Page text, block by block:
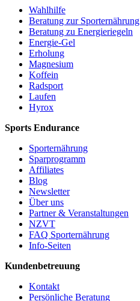
Wahlhilfe
Beratung zur Sporternährung
Beratung zu Energieriegeln
Energie-Gel
Erholung
Magnesium
Koffein
Radsport
Laufen
Hyrox
Sports Endurance
Sporternährung
Sparprogramm
Affiliates
Blog
Newsletter
Über uns
Partner & Veranstaltungen
NZVT
FAQ Sporternährung
Info-Seiten
Kundenbetreuung
Kontakt
Persönliche Beratung